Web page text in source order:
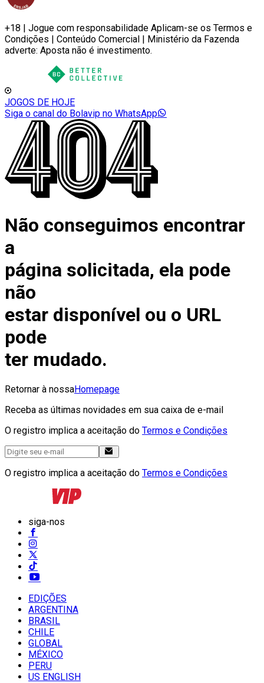
+18 | Jogue com responsabilidade Aplicam-se os Termos e
Condições | Conteúdo Comercial | Ministério da Fazenda
adverte: Aposta não é investimento.
JOGOS DE HOJE
Siga o canal do Bolavip no WhatsApp
Não conseguimos encontrar
a
página solicitada, ela pode
não
estar disponível ou o URL
pode
ter mudado.
Retornar à nossaHomepage
Receba as últimas novidades em sua caixa de e-mail
O registro implica a aceitação do Termos e Condições
O registro implica a aceitação do Termos e Condições
siga-nos
EDIÇÕES
ARGENTINA
BRASIL
CHILE
GLOBAL
MÉXICO
PERU
US ENGLISH